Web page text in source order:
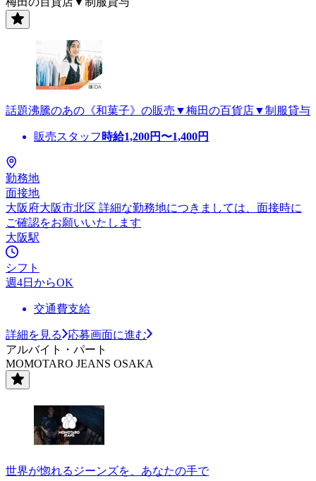
話題沸騰のあの《和菓子》の販売▼梅田の百貨店▼制服貸与
販売スタッフ 時給1,200円〜1,400円
勤務地
面接地
大阪府大阪市北区 詳細な勤務地につきましては、面接時に
ご確認をお願いいたします
大阪駅
シフト
週4日からOK
交通費支給
詳細を見る
応募画面に進む
アルバイト・パート
MOMOTARO JEANS OSAKA
世界が惚れるジーンズを、あなたの手で